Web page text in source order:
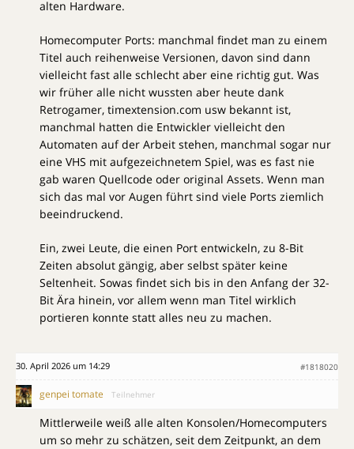
alten Hardware.
Homecomputer Ports: manchmal findet man zu einem
Titel auch reihenweise Versionen, davon sind dann
vielleicht fast alle schlecht aber eine richtig gut. Was
wir früher alle nicht wussten aber heute dank
Retrogamer, timextension.com usw bekannt ist,
manchmal hatten die Entwickler vielleicht den
Automaten auf der Arbeit stehen, manchmal sogar nur
eine VHS mit aufgezeichnetem Spiel, was es fast nie
gab waren Quellcode oder original Assets. Wenn man
sich das mal vor Augen führt sind viele Ports ziemlich
beeindruckend.
Ein, zwei Leute, die einen Port entwickeln, zu 8-Bit
Zeiten absolut gängig, aber selbst später keine
Seltenheit. Sowas findet sich bis in den Anfang der 32-
Bit Ära hinein, vor allem wenn man Titel wirklich
portieren konnte statt alles neu zu machen.
30. April 2026 um 14:29 #1818020
genpei tomate Teilnehmer
Mittlerweile weiß alle alten Konsolen/Homecomputers
um so mehr zu schätzen, seit dem Zeitpunkt, an dem